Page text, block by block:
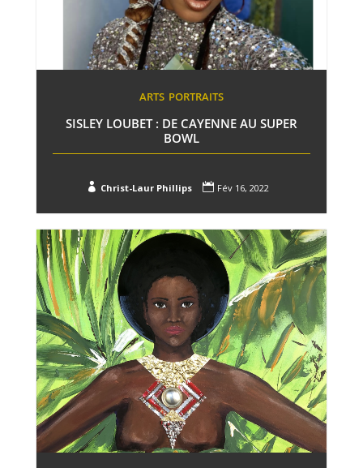
ARTS PORTRAITS
SISLEY LOUBET : DE CAYENNE AU SUPER
BOWL
 Christ-Laur Phillips  Fév 16, 2022